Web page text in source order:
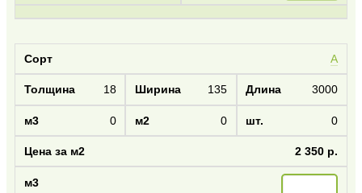
А
18 135 3000
0 0 0
2 350 р.